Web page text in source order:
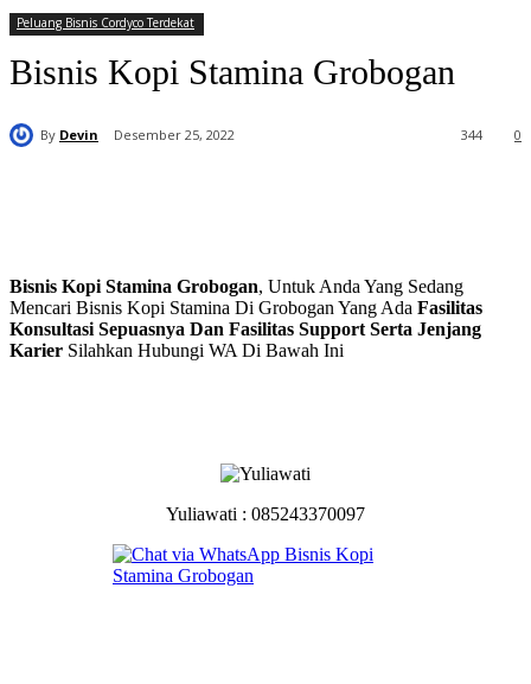
Peluang Bisnis Cordyco Terdekat
Bisnis Kopi Stamina Grobogan
By Devin Desember 25, 2022 0
344
Bisnis Kopi Stamina Grobogan, Untuk Anda Yang Sedang
Mencari Bisnis Kopi Stamina Di Grobogan Yang Ada Fasilitas
Konsultasi Sepuasnya Dan Fasilitas Support Serta Jenjang
Karier Silahkan Hubungi WA Di Bawah Ini
Yuliawati : 085243370097